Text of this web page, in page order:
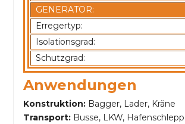
GENERATOR:
Erregertyp:
Isolationsgrad:
Schutzgrad:
Anwendungen
Konstruktion: Bagger, Lader, Kräne
Transport: Busse, LKW,